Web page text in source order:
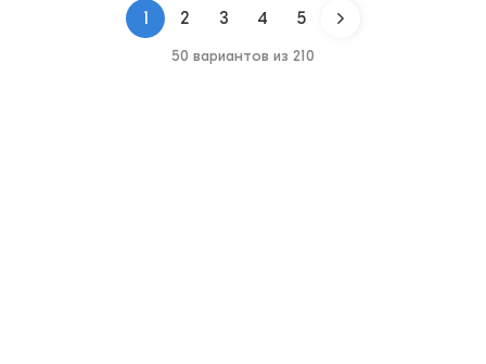
1 2 3 4 5
50 вариантов из 210